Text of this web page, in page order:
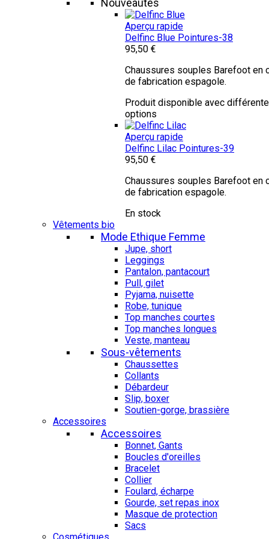
Nouveautés
Aperçu rapide
Delfinc Blue Pointures-38
95,50 €
Chaussures souples Barefoot en
de fabrication espagole.
Produit disponible avec
options
Aperçu rapide
Delfinc Lilac Pointures-39
95,50 €
Chaussures souples Barefoot en
de fabrication espagole.
En stock
Vêtements bio
Mode Ethique Femme
Jupe, short
Leggings
Pantalon, pantacourt
Pull, gilet
Pyjama, nuisette
Robe, tunique
Top manches courtes
Top manches longues
Veste, manteau
Sous-vêtements
Chaussettes
Collants
Débardeur
Slip, boxer
Soutien-gorge, brassière
Accessoires
Accessoires
Bonnet, Gants
Boucles d'oreilles
Bracelet
Collier
Foulard, écharpe
Gourde, set repas inox
Masque de protection
Sacs